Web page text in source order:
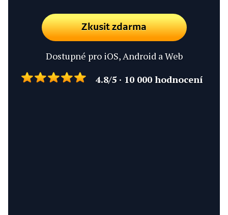
Zkusit zdarma
Dostupné pro iOS, Android a Web
4.8/5 · 10 000 hodnocení